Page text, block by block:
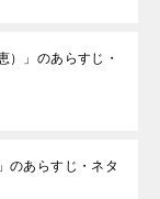
）」のあらすじ・
のあらすじ・ネタ